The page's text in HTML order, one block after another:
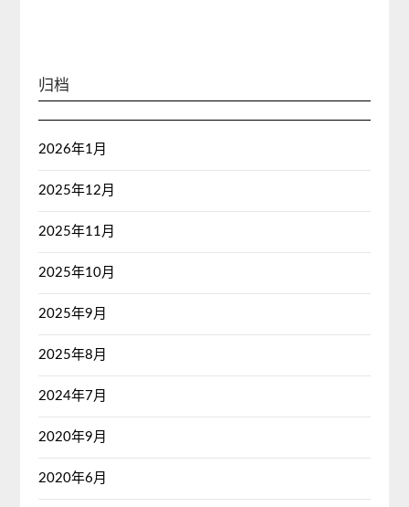
归档
2026年1月
2025年12月
2025年11月
2025年10月
2025年9月
2025年8月
2024年7月
2020年9月
2020年6月